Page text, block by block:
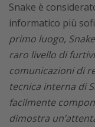
Snake è
informatico più
primo luogo,
raro livello di
comunicazioni di
tecnica interna di
facilmente
dimostra